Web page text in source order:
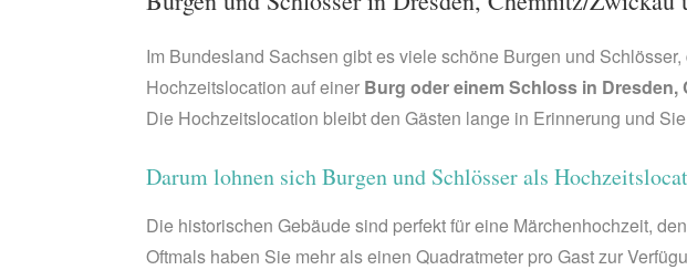
Im Bundesland Sachsen gibt es viele schöne Burgen und
Hochzeitslocation auf einer Burg oder einem Schloss in
Die Hochzeitslocation bleibt den Gästen lange in Erinnerung und
Darum lohnen sich Burgen und Schlösser als
Die historischen Gebäude sind perfekt für eine Märchenhochzeit,
Oftmals haben Sie mehr als einen Quadratmeter pro Gast zur